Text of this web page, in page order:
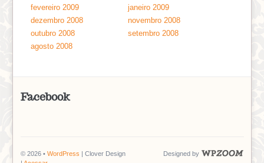
fevereiro 2009
janeiro 2009
dezembro 2008
novembro 2008
outubro 2008
setembro 2008
agosto 2008
Facebook
© 2026 • WordPress | Clover Design
Designed by